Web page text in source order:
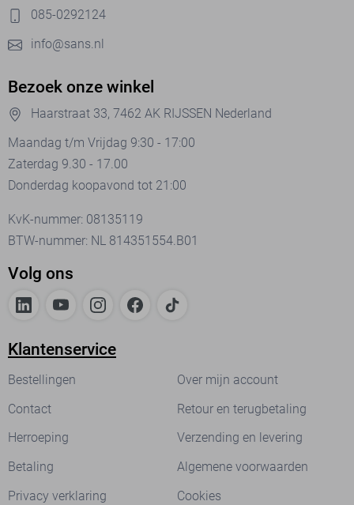
085-0292124
info@sans.nl
Bezoek onze winkel
Haarstraat 33, 7462 AK RIJSSEN Nederland
Maandag t/m Vrijdag 9:30 - 17:00
Zaterdag 9.30 - 17.00
Donderdag koopavond tot 21:00
KvK-nummer: 08135119
BTW-nummer: NL 814351554.B01
Volg ons
Klantenservice
Bestellingen
Over mijn account
Contact
Retour en terugbetaling
Herroeping
Verzending en levering
Betaling
Algemene voorwaarden
Privacy verklaring
Cookies